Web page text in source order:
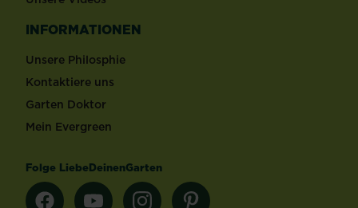
INFORMATIONEN
Unsere Philosphie
Kontaktiere uns
Garten Doktor
Mein Evergreen
Folge LiebeDeinenGarten